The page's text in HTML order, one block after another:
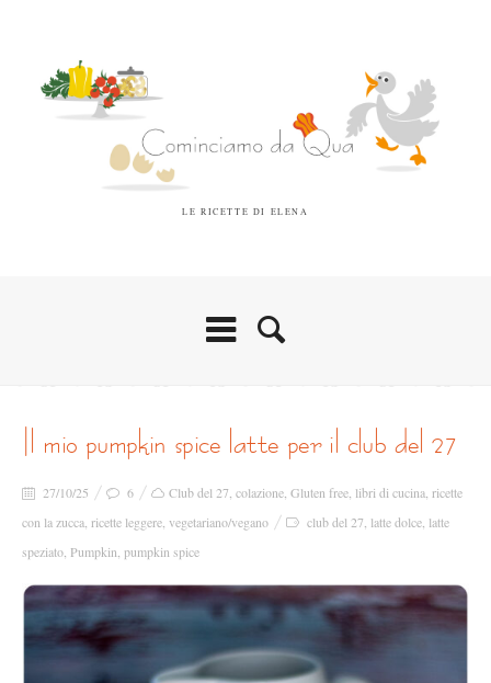
LE RICETTE DI ELENA
il mio pumpkin spice latte per il club del 27
27/10/25 6 Club del 27 colazione Gluten free libri di cucina ricette
con la zucca ricette leggere vegetariano/vegano club del 27 latte dolce latte
speziato Pumpkin pumpkin spice